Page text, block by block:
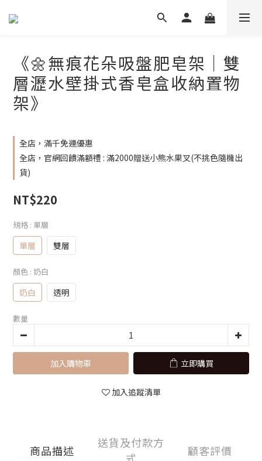
《🌼無痕花朵吸盤肥皂架｜雙
層瀝水壁掛式香皂盒收納置物
架》
全店，滿千免運優惠
全店，官網回饋滿額禮 : 滿2000贈送小熊水果叉(不挑色隨機出
貨)
NT$220
規格 : 單層
單層 雙層
顏色 : 奶白
奶白 透明
數量
加入購物車 立即購買
加入追蹤清單
商品描述
送貨及付款方
顧客評價